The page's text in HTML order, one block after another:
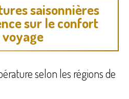
saisonnières
sur le confort
voyage
selon les régions de